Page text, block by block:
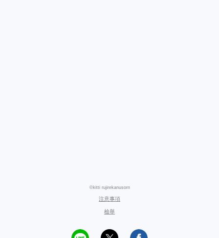
©kitti rujirekanusorn
注意事項
檢舉